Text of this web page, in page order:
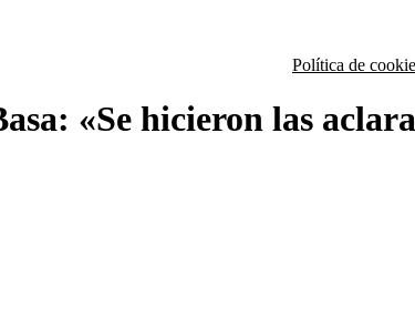
Política de
«Se hicieron las